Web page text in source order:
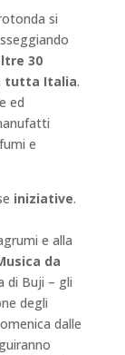
si
30
tutta Italia.
ed
e
iniziative.
e alla
da
di Buji – gli
degli
dalle